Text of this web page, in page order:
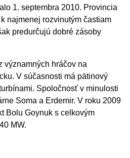
1. septembra 2010. Provincia
najmenej rozvinutým častiam
predurčujú dobré zásoby
významných hráčov na
V súčasnosti má pätinový
Spoločnosť v minulosti
Soma a Erdemir. V roku 2009
Bolu Goynuk s celkovým
MW.